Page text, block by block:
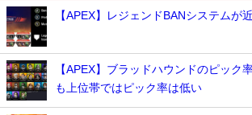
【APEX】レジェンドBANシステムが
【APEX】ブラッドハウンドのピック
も上位帯ではピック率は低い